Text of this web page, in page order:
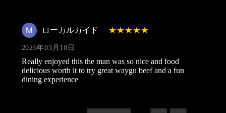
ローカルガイド
2026年03月10日
Really enjoyed this the man was so nice and food
delicious worth it to try great waygu beef and a fun
dining experience